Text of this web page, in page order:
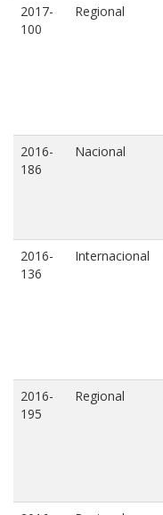
2017-
100
Regional
2016-
186
Nacional
2016-
136
Internacional
2016-
195
Regional